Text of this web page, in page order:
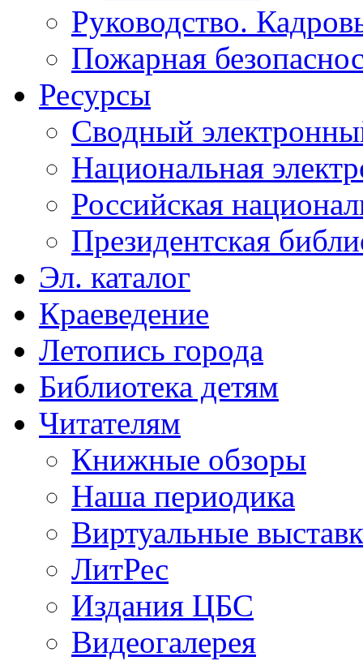
Руководство.
Пожарная
Ресурсы
Сводный
Национальная
Российская
Президентская
Эл. каталог
Краеведение
Летопись города
Библиотека детям
Читателям
Книжные обзоры
Наша периодика
Виртуальные
ЛитРес
Издания ЦБС
Видеогалерея